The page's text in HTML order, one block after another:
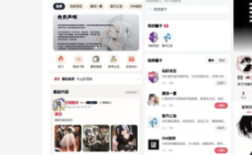
uniapp开发的露营地管理小程序/露营地
预订预约系统/票务预约/活动报名/包安
装